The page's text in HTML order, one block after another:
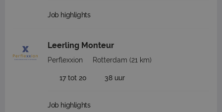
Job highlights
Leerling Monteur
Perflexxion Rotterdam (21 km)
17 tot 20 38 uur
Job highlights